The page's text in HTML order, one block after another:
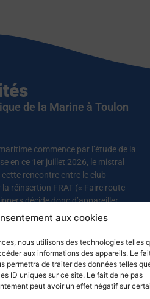
aux cookies
nous utilisons des technologies telles
aux informations des appareils. Le
permettra de traiter des données telles
ID uniques sur ce site. Le fait de ne pas
peut avoir un effet négatif sur
de la Marine à Toulon
commence par l’étude de la
en ce 1er juillet 2026, le mistral
rencontre entre le club
réinsertion FRAT (« Faire route
décide donc d’appareiller
maniables avant le
prennent la mer, dont vingt sont
est bien huilée, les vestes